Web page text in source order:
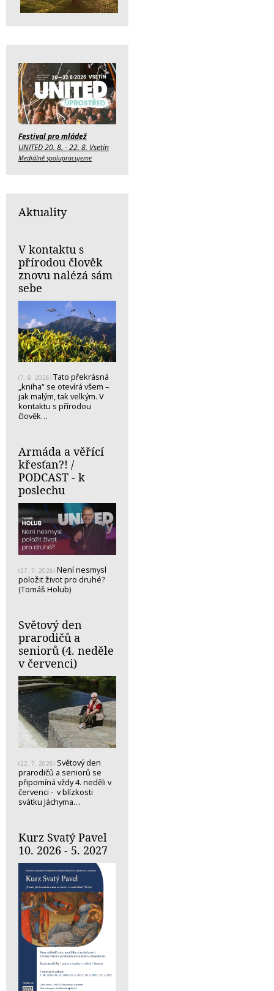
Festival pro mládež
UNITED 20. 8. - 22. 8. Vsetín
Mediálně spolupracujeme
Aktuality
V kontaktu s
přírodou člověk
znovu nalézá sám
sebe
(7. 8. 2026) Tato překrásná
„kniha“ se otevírá všem –
jak malým, tak velkým. V
kontaktu s přírodou
člověk…
Armáda a věřící
křesťan?! /
PODCAST - k
poslechu
(27. 7. 2026) Není nesmysl
položit život pro druhé?
(Tomáš Holub)
Světový den
prarodičů a
seniorů (4. neděle
v červenci)
(22. 7. 2026) Světový den
prarodičů a seniorů se
připomíná vždy 4. neděli v
červenci - v blízkosti
svátku Jáchyma…
Kurz Svatý Pavel
10. 2026 - 5. 2027